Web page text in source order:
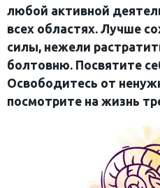
любой активной
всех областях. Лучше
силы, нежели
болтовню. Посвятите
Освободитесь от
посмотрите на жизнь